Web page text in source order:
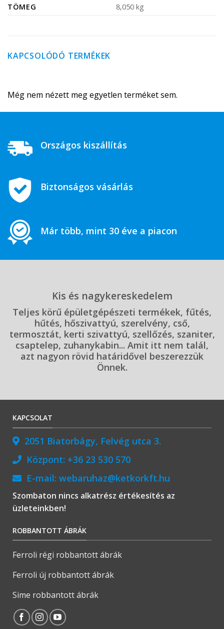
TÖMEG 8,050 kg
KAPCSOLÓDÓ TERMÉKEK
Még nem nézett meg egyetlen terméket sem.
Országos kiszállítás
Biztonságos vásárlás
Már több, mint 30 éve a piacon
Kis és nagykereskedelem
Teljes körű épületgépészeti termékek, fűtés,
hűtés, hőszivattyú, szerelvény, cső,
termosztát, kerti szivattyú, szellőzés, szaniter,
csaptelep, zuhanykabin... Amit itt nem talál,
azt nagyon rövid határidővel beszerezzük
Önnek.
KAPCSOLAT
2051 Biatorbágy, Felvég utca 3.
Központ: +36 23 530 570
E-mail: webaruhaz@ketkorkft.hu
Szombaton nincs alkatrész értékesítés az
üzleteinkben!
ROBBANTOTT ÁBRÁK
Ferroli régi robbantott ábrák
Ferroli új robbantott ábrák
Sime robbantott ábrák